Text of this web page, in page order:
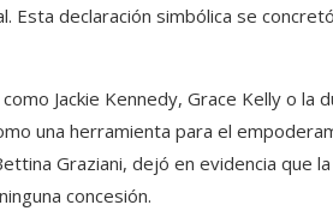
Esta declaración simbólica se
Jackie Kennedy, Grace Kelly o
una herramienta para el
Graziani, dejó en evidencia que
concesión.